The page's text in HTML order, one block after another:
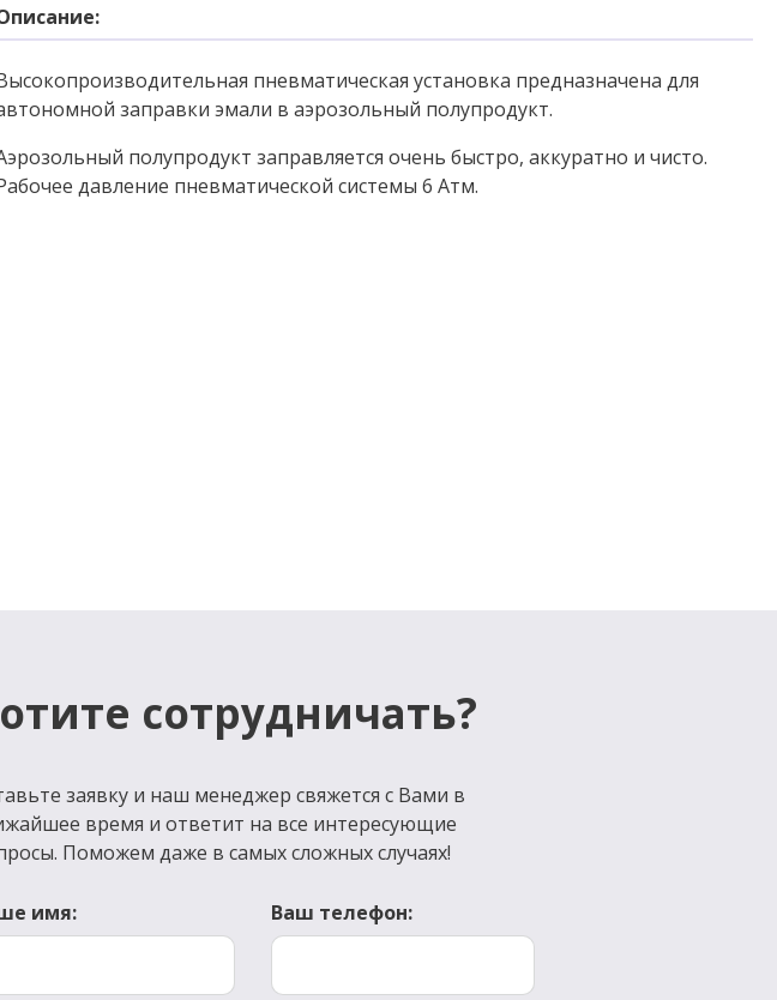
пневматическая установка предназначена для
заправки эмали в аэрозольный полупродукт.
полупродукт заправляется очень быстро, аккуратно и чисто.
давление пневматической системы 6 Атм.
сотрудничать?
заявку и наш менеджер свяжется с Вами в
время и ответит на все интересующие
Поможем даже в самых сложных случаях!
имя: Ваш телефон: